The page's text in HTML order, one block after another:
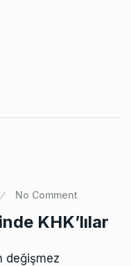
No Comment
KHK’lılar
değişmez